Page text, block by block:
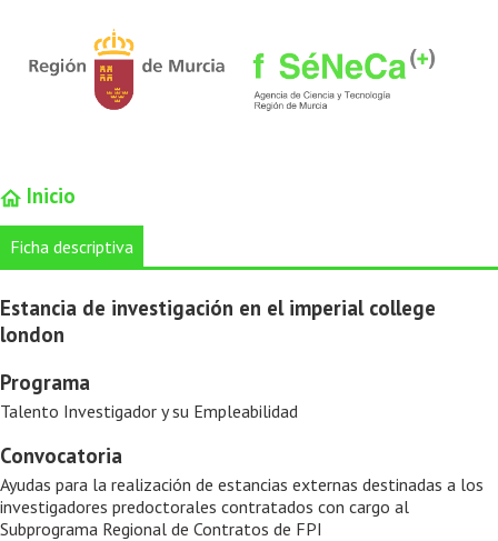
Inicio
Ficha descriptiva
Estancia de investigación en el imperial college
london
Programa
Talento Investigador y su Empleabilidad
Convocatoria
Ayudas para la realización de estancias externas destinadas a los
investigadores predoctorales contratados con cargo al
Subprograma Regional de Contratos de FPI